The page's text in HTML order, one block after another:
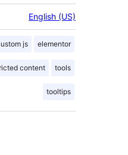
English (US)
js elementor
content tools
tooltips